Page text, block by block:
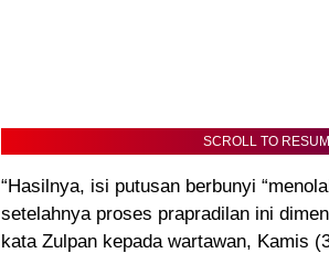
SCROLL TO
“Hasilnya, isi putusan berbunyi
setelahnya proses prapradilan ini
kata Zulpan kepada wartawan, Kamis